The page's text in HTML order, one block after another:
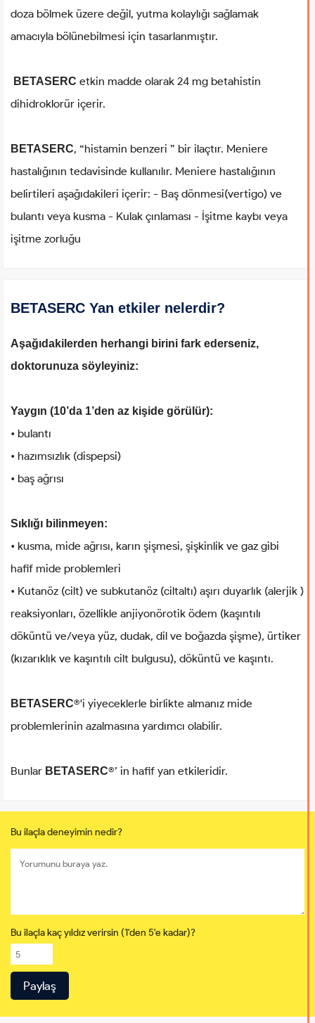
doza bölmek üzere değil, yutma kolaylığı sağlamak
amacıyla bölünebilmesi için tasarlanmıştır.
BETASERC etkin madde olarak 24 mg betahistin
dihidroklorür içerir.
BETASERC, “histamin benzeri ” bir ilaçtır. Meniere
hastalığının tedavisinde kullanılır. Meniere hastalığının
belirtileri aşağıdakileri içerir: - Baş dönmesi(vertigo) ve
bulantı veya kusma - Kulak çınlaması - İşitme kaybı veya
işitme zorluğu
BETASERC Yan etkiler nelerdir?
Aşağıdakilerden herhangi birini fark ederseniz,
doktorunuza söyleyiniz:
Yaygın (10’da 1’den az kişide görülür):
• bulantı
• hazımsızlık (dispepsi)
• baş ağrısı
Sıklığı bilinmeyen:
• kusma, mide ağrısı, karın şişmesi, şişkinlik ve gaz gibi
hafif mide problemleri
• Kutanöz (cilt) ve subkutanöz (ciltaltı) aşırı duyarlık (alerjik )
reaksiyonları, özellikle anjiyonörotik ödem (kaşıntılı
döküntü ve/veya yüz, dudak, dil ve boğazda şişme), ürtiker
(kızarıklık ve kaşıntılı cilt bulgusu), döküntü ve kaşıntı.
BETASERC®'i yiyeceklerle birlikte almanız mide
problemlerinin azalmasına yardımcı olabilir.
Bunlar BETASERC®’ in hafif yan etkileridir.
Bu ilaçla deneyimin nedir?
Bu ilaçla kaç yıldız verirsin (1'den 5'e kadar)?